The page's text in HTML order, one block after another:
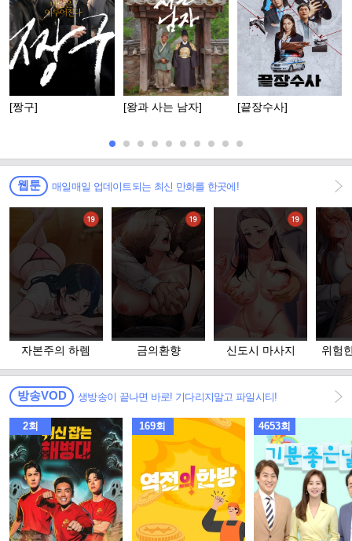
[짱구] [왕과 사는 남자] [끝장수사]
웹툰 매일매일 업데이트되는 최신 만화를 한곳에!
자본주의 하렘 금의환향 신도시 마사지
위험
방송VOD 생방송이 끝나면 바로! 기다리지말고 파일시티!
2회 169회 4653회